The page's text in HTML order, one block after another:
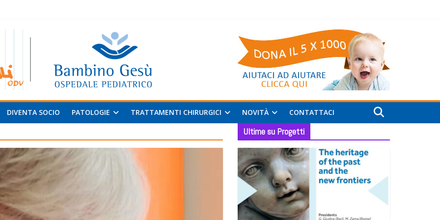
DIVENTA SOCIO PATOLOGIE TRATTAMENTI CHIRURGICI NOVITÀ CONTATTACI
Ultime su Progetti